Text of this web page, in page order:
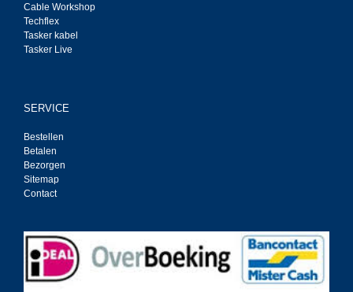
Cable Workshop
Techflex
Tasker kabel
Tasker Live
SERVICE
Bestellen
Betalen
Bezorgen
Sitemap
Contact